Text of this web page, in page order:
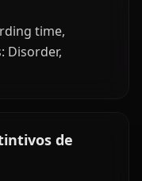
time,
Disorder,
de